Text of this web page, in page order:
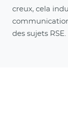
creux, cela
des sujets RSE.